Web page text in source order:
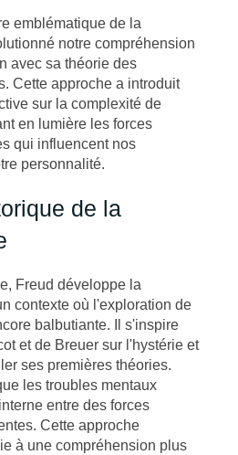
emblématique de la
notre compréhension
avec sa théorie des
Cette approche a introduit
sur la complexité de
en lumière les forces
qui influencent nos
personnalité.
de la
Freud développe la
contexte où l'exploration de
balbutiante. Il s'inspire
et de Breuer sur l'hystérie et
ses premières théories.
les troubles mentaux
entre des forces
Cette approche
à une compréhension plus